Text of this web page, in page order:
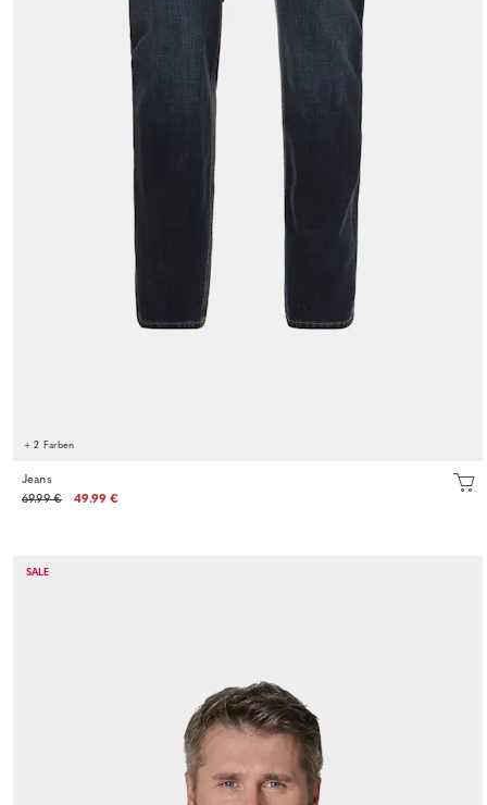
+ 2 Farben
Jeans
69.99 €
49.99 €
SALE